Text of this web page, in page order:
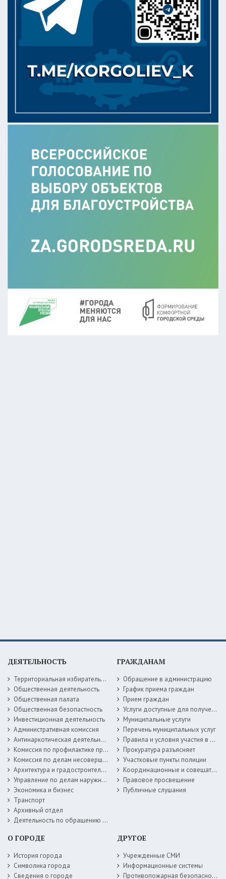
ДЕЯТЕЛЬНОСТЬ
Территориальная избирательная комиссия
Общественная деятельность
Общественная палата
Общественная безопастность
Инвестиционная деятельность
Административная комиссия
Антинаркотическая деятельность
Комиссия по профилактике правонарушений
Комиссия по делам несовершеннолетних
Архитектура и градостроительство
Управление по делам наружной рекламы
Экономика и бизнес
Транспорт
Архивный отдел
Деятельность по обращению с животными без владельцев
ГРАЖДАНАМ
Обращение в администрацию
График приема граждан
Прием граждан
Услуги доступные для получения в электронной форме
Муниципальные услуги
Перечень муниципальных услуг
Правила и условия участия в жилищных программах
Прокуратура разъясняет
Участковые пункты полиции
Координационные и совещательные органы
Правовое просвещение
Публичные слушания
О ГОРОДЕ
История города
Символика города
Сведения о городе
ДРУГОЕ
Учрежденные СМИ
Информационные системы
Противопожарная безопасность